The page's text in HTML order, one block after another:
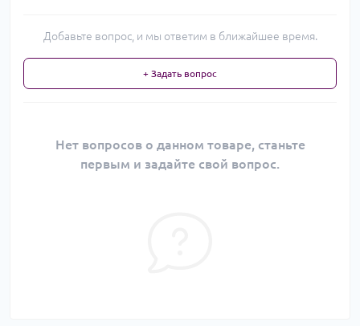
Добавьте вопрос, и мы ответим в ближайшее время.
+ Задать вопрос
Нет вопросов о данном товаре, станьте
первым и задайте свой вопрос.